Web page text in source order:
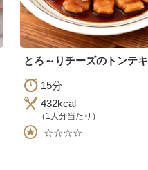
とろ～りチーズのトンテキ
15分
432kcal
（1人分当たり）
☆☆☆☆